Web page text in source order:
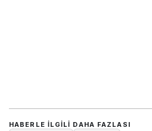
HABERLE ILGILI DAHA FAZLASI